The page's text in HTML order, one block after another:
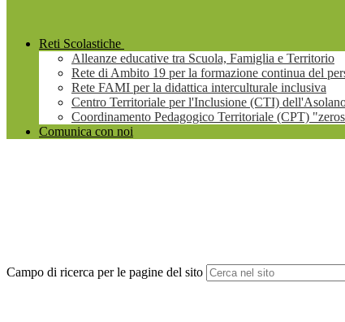
Reti Scolastiche
Alleanze educative tra Scuola, Famiglia e Territorio
Rete di Ambito 19 per la formazione continua del
Rete FAMI per la didattica interculturale inclusiva
Centro Territoriale per l'Inclusione (CTI)
Coordinamento Pedagogico Territoriale (CPT)
Comunica con noi
Campo di ricerca per le pagine del sito